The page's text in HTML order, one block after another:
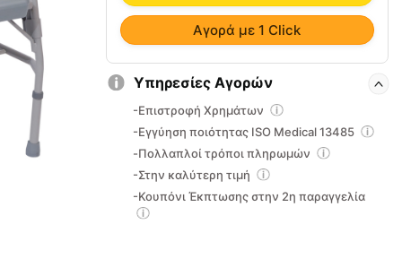
Αγορά με 1 Click
Υπηρεσίες Αγορών
-Επιστροφή Χρημάτων
-Εγγύηση ποιότητας ISO Medical 13485
-Πολλαπλοί τρόποι πληρωμών
-Στην καλύτερη τιμή
-Κουπόνι Έκπτωσης στην 2η παραγγελία